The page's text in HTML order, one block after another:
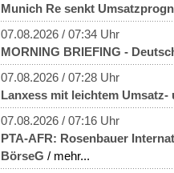
Munich Re senkt
07.08.2026 / 07:34 Uhr
MORNING BRIEFING -
07.08.2026 / 07:28 Uhr
Lanxess mit leichtem
07.08.2026 / 07:16 Uhr
PTA-AFR: Rosenbauer
BörseG / mehr...